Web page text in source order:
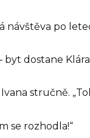
návštěva po
byt dostane
stručně.
se rozhodla!“